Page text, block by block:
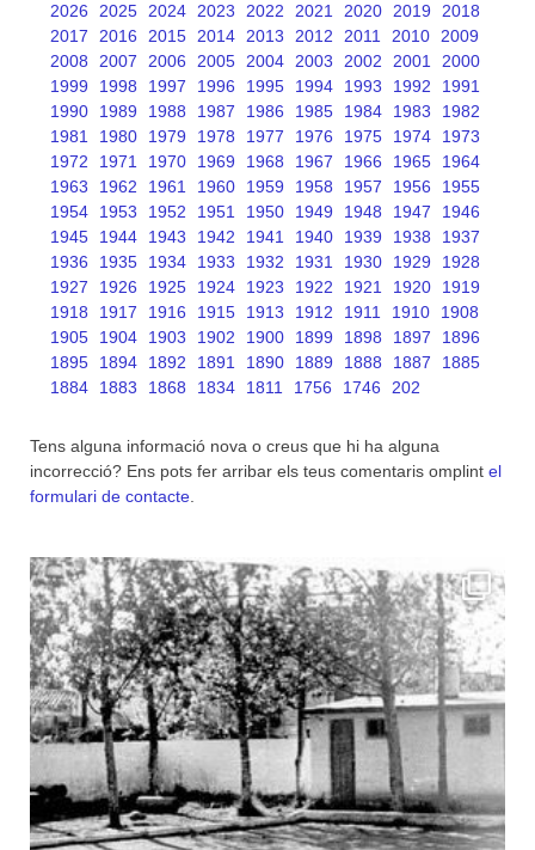
2026 2025 2024 2023 2022 2021 2020 2019
2018
2017
2016 2015 2014 2013 2012 2011 2010 2009
2008
2007 2006 2005 2004 2003 2002 2001
2000
1999
1998 1997 1996 1995 1994 1993 1992
1991
1990
1989 1988 1987 1986 1985 1984 1983
1982
1981
1980 1979 1978 1977 1976 1975 1974
1973
1972
1971 1970 1969 1968 1967 1966 1965
1964
1963
1962 1961 1960 1959 1958 1957 1956
1955
1954
1953 1952 1951 1950 1949 1948 1947
1946
1945
1944 1943 1942 1941 1940 1939 1938
1937
1936
1935 1934 1933 1932 1931 1930 1929
1928
1927
1926 1925 1924 1923 1922 1921 1920
1919
1918
1917 1916 1915 1913 1912 1911 1910
1908
1905
1904 1903 1902 1900 1899 1898 1897
1896
1895
1894 1892 1891 1890 1889 1888 1887
1885
1884
1883 1868 1834 1811 1756 1746 202
Tens alguna informació nova o creus que hi ha alguna
incorrecció? Ens pots fer arribar els teus comentaris omplint el
formulari de contacte.